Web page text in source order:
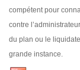
compétent pour
contre
du plan ou le
grande instance.